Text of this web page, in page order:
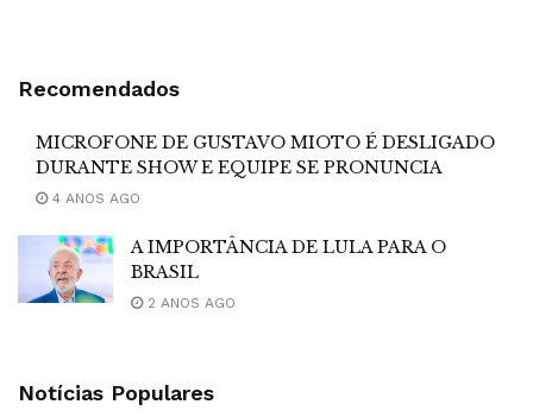
Recomendados
MICROFONE DE GUSTAVO MIOTO É DESLIGADO
DURANTE SHOW E EQUIPE SE PRONUNCIA
4 ANOS AGO
A IMPORTÂNCIA DE LULA PARA O
BRASIL
2 ANOS AGO
Notícias Populares